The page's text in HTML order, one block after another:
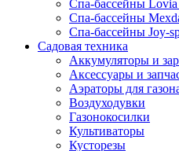
Спа-бассейны Lovia
Спа-бассейны
Спа-бассейны Joy-
Садовая техника
Аккумуляторы и
Аксессуары и
Аэраторы для
Воздуходувки
Газонокосилки
Культиваторы
Кусторезы